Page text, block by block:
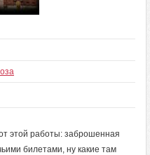
этой работы: заброшенная
билетами, ну какие там